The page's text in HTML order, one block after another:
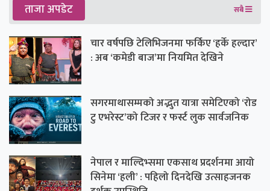
ताजा अपडेट सबै
चार वर्षपछि टेलिभिजनमा फर्किए ‘हर्के हल्दार’
: अब ‘कमेडी बाज’मा नियमित देखिने
सगरमाथासम्मको अद्भुत यात्रा समेटिएको ‘रोड
टु एभरेस्ट’को टिजर र फर्स्ट लुक सार्वजनिक
नेपाल र माल्दिभ्समा एकसाथ प्रदर्शनमा आयो
सिनेमा ‘हली’ : पहिलो दिनदेखि उत्साहजनक